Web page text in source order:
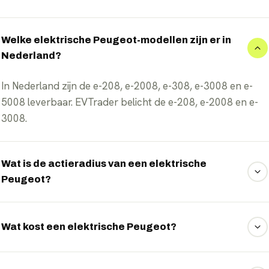
Welke elektrische Peugeot-modellen zijn er in
Nederland?
In Nederland zijn de e-208, e-2008, e-308, e-3008 en e-
5008 leverbaar. EVTrader belicht de e-208, e-2008 en e-
3008.
Wat is de actieradius van een elektrische
Peugeot?
de e-208 tot ruim 700 km voor de e-3008 Long Range.
Wat kost een elektrische Peugeot?